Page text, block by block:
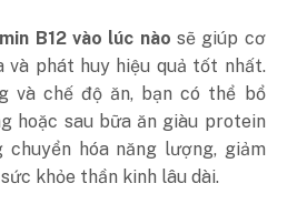
B12 vào lúc nào sẽ giúp cơ
và phát huy hiệu quả tốt nhất.
và chế độ ăn, bạn có thể bổ
hoặc sau bữa ăn giàu protein
chuyển hóa năng lượng, giảm
khỏe thần kinh lâu dài.